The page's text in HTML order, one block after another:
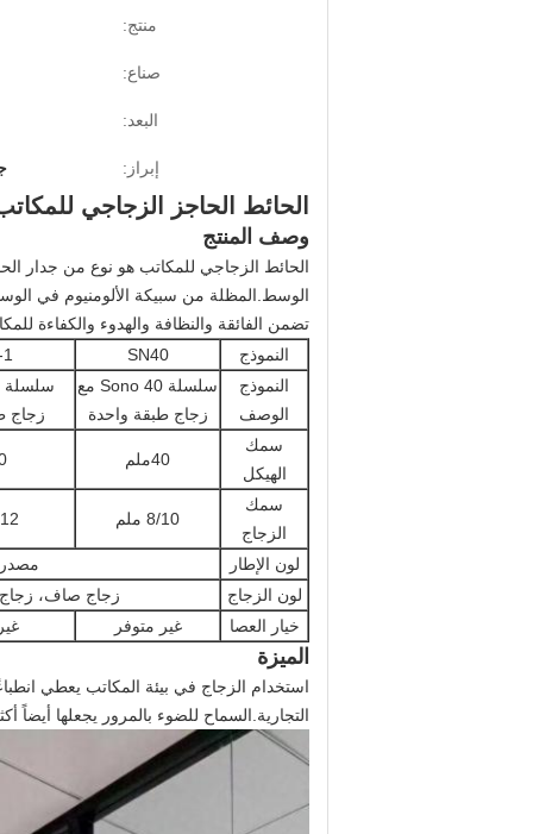
منتج:
صناع:
البعد:
إبراز:
الحائط الحاجز الزجاجي
وصف المنتج
الحائط الزجاجي للمكاتب هو نوع من جدار
الوسط. المظلة من سبيكة الألومنيوم في
تضمن الفائقة والنظافة والهدوء والكفاءة
النموذج
SN40
النموذج
الوصف
سلسلة Sono 40 مع
زجاج طبقة واحدة
زجاج
سمك
الهيكل
40ملم
سمك
الزجاج
8/10 ملم 10/
لون الإطار
لون الزجاج
زجاج صاف،
خيار العصا
غير متوفر
الميزة
استخدام الزجاج في بيئة المكاتب يعطي
التجارية.السماح للضوء بالمرور يجعلها أيضاً